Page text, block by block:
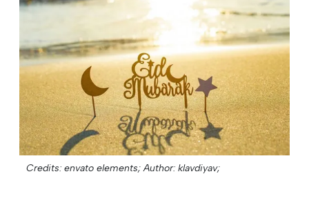
Credits: envato elements; Author: klavdiyav;